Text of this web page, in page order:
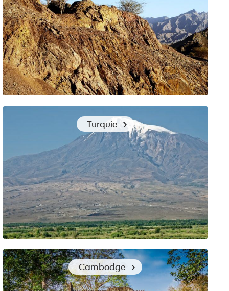
Comment s’habiller pour arpenter les monts Hajar à
Turquie
Trek dans les montagnes Turques : comment s’habiller
Cambodge